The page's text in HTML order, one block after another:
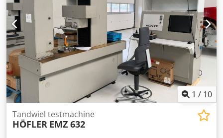
1 / 10
Tandwiel testmachine
HÖFLER EMZ 632